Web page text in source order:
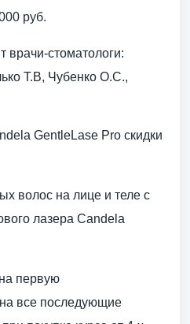
руб.
врачи-стоматологи:
Т.В, Чубенко О.С.,
GentleLase Pro скидки
волос на лице и теле с
лазера Candela
первую
все последующие